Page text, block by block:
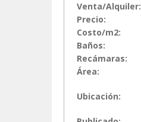
Venta/Alquiler:
Precio:
Costo/m2:
Baños:
Recámaras:
Área:
Ubicación: